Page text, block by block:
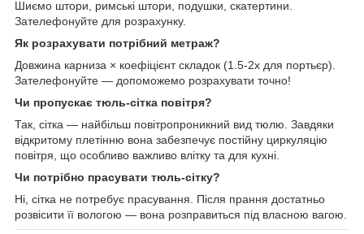
Шиємо штори, римські штори, подушки, скатертини.
Зателефонуйте для розрахунку.
Як розрахувати потрібний метраж?
Довжина карниза × коефіцієнт складок (1.5-2x для портьєр).
Зателефонуйте — допоможемо розрахувати точно!
Чи пропускає тюль-сітка повітря?
Так, сітка — найбільш повітропроникний вид тюлю. Завдяки
відкритому плетінню вона забезпечує постійну циркуляцію
повітря, що особливо важливо влітку та для кухні.
Чи потрібно прасувати тюль-сітку?
Ні, сітка не потребує прасування. Після прання достатньо
розвісити її вологою — вона розправиться під власною вагою.